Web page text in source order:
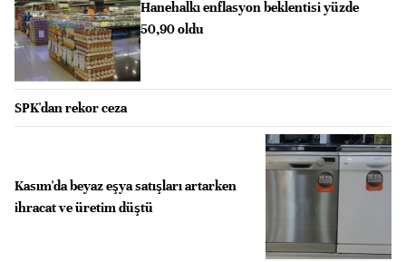
Hanehalkı enflasyon beklentisi yüzde
50,90 oldu
SPK'dan rekor ceza
Kasım'da beyaz eşya satışları artarken
ihracat ve üretim düştü